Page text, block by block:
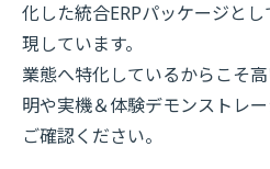
化した統合ERPパッケージと
現しています。
業態へ特化しているからこそ
明や実機＆体験デモンストレ
ご確認ください。